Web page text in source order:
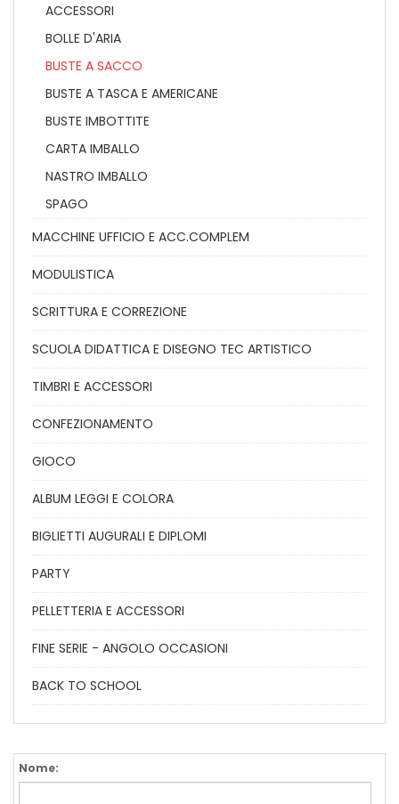
ACCESSORI
BOLLE D'ARIA
BUSTE A SACCO
BUSTE A TASCA E AMERICANE
BUSTE IMBOTTITE
CARTA IMBALLO
NASTRO IMBALLO
SPAGO
MACCHINE UFFICIO E ACC.COMPLEM
MODULISTICA
SCRITTURA E CORREZIONE
SCUOLA DIDATTICA E DISEGNO TEC ARTISTICO
TIMBRI E ACCESSORI
CONFEZIONAMENTO
GIOCO
ALBUM LEGGI E COLORA
BIGLIETTI AUGURALI E DIPLOMI
PARTY
PELLETTERIA E ACCESSORI
FINE SERIE - ANGOLO OCCASIONI
BACK TO SCHOOL
Nome: